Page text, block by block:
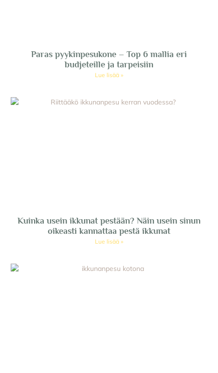
Paras pyykinpesukone – Top 6 mallia eri
budjeteille ja tarpeisiin
Lue lisää »
Kuinka usein ikkunat pestään? Näin usein sinun
oikeasti kannattaa pestä ikkunat
Lue lisää »